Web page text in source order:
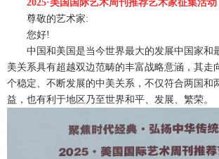
2025·美国国际艺术周刊推荐艺术家征集活动
尊敬的艺术家:
您好!
中国和美国是当今世界最大的发展中国家和
美关系具有超越双边范畴的丰富战略意涵，其走
个稳定、不断发展的中美关系，不仅符合两国和
益，也有利于地区乃至世界和平、发展、繁荣。